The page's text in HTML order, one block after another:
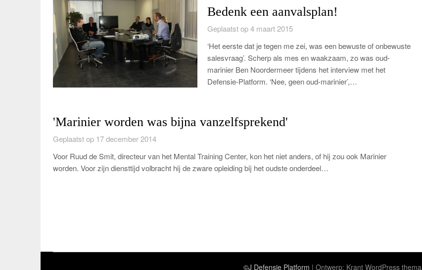
Bedenk een aanvalsplan!
Geplaatst op 4 maart 2015
‘Het eerste dat je tegen me zei, was een bewuste of onbewuste
salesvraag’. Scherp als mes en waakzaam, zo was oud-
marinier Ben Noordermeer tijdens het interview met het
Defensie-Platform. ‘Nee, geen oud-marinier’,…
'Marinier worden was bijna vanzelfsprekend'
Geplaatst op 17 december 2014
Voor Ruud de Smit, directeur van het Mental Training Center, kon het niet anders, of hij zou ook Marinier
worden. Voor zijn diensttijd volbracht hij de zware opleiding bij het oudste onderdeel…
©J Defensie Platform | Ontwerp: Krant WordPress thema